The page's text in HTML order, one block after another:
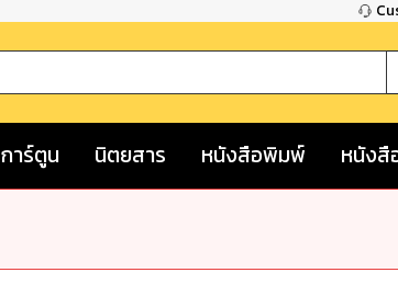
การ์ตูน นิตยสาร หนังสือพิมพ์ หนังสื